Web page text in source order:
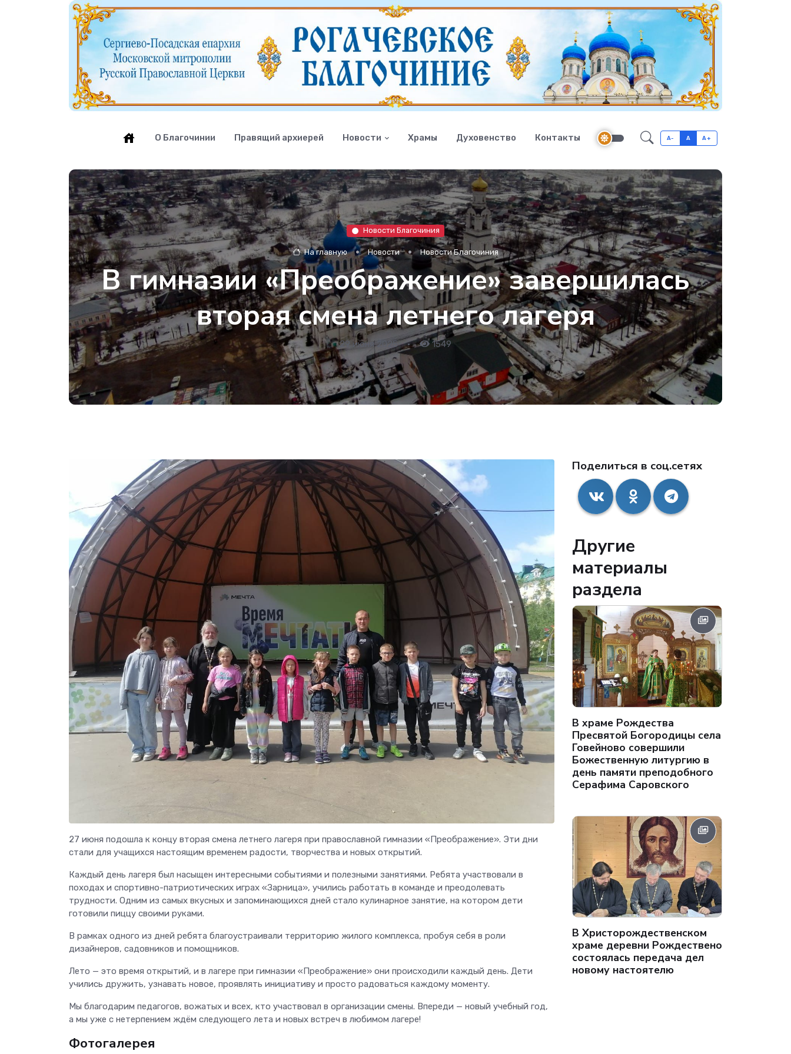
О Благочинии Правящий архиерей Новости Храмы Духовенство Контакты A- A A+
Новости Благочиния
На главную Новости Новости Благочиния
В гимназии «Преображение» завершилась
вторая смена летнего лагеря
29 июня 2025 • 1549
27 июня подошла к концу вторая смена летнего лагеря при православной гимназии «Преображение». Эти дни
стали для учащихся настоящим временем радости, творчества и новых открытий.
Каждый день лагеря был насыщен интересными событиями и полезными занятиями. Ребята участвовали в
походах и спортивно-патриотических играх «Зарница», учились работать в команде и преодолевать
трудности. Одним из самых вкусных и запоминающихся дней стало кулинарное занятие, на котором дети
готовили пиццу своими руками.
В рамках одного из дней ребята благоустраивали территорию жилого комплекса, пробуя себя в роли
дизайнеров, садовников и помощников.
Лето — это время открытий, и в лагере при гимназии «Преображение» они происходили каждый день. Дети
учились дружить, узнавать новое, проявлять инициативу и просто радоваться каждому моменту.
Мы благодарим педагогов, вожатых и всех, кто участвовал в организации смены. Впереди — новый учебный год,
а мы уже с нетерпением ждём следующего лета и новых встреч в любимом лагере!
Фотогалерея
Поделиться в соц.сетях
Другие
материалы
раздела
В храме Рождества
Пресвятой Богородицы села
Говейново совершили
Божественную литургию в
день памяти преподобного
Серафима Саровского
В Христорождественском
храме деревни Рождествено
состоялась передача дел
новому настоятелю